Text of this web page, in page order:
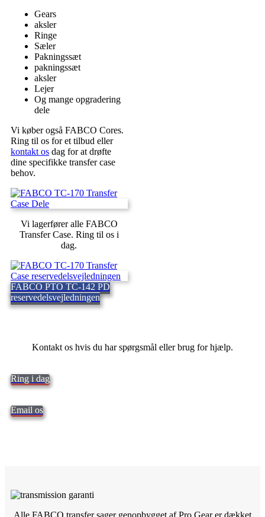
Gears
aksler
Ringe
Sæler
Pakningssæt
pakningssæt
aksler
Lejer
Og mange opgradering
dele
Vi køber også FABCO Cores.
Ring til os for et tilbud eller
kontakt os dag for at drøfte
dine specifikke transfer case
behov.
Vi lagerfører alle FABCO
Transfer Case. Ring til os i
dag.
FABCO PTO TC-142 PD
reservedelsvejledningen
Kontakt os hvis du har spørgsmål eller brug for hjælp.
Ring i dag
Email os